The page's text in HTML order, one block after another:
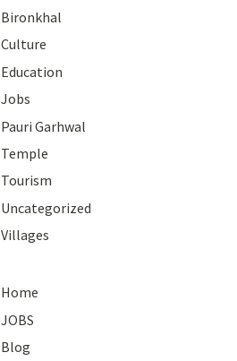
Bironkhal
Culture
Education
Jobs
Pauri Garhwal
Temple
Tourism
Uncategorized
Villages
Home
JOBS
Blog